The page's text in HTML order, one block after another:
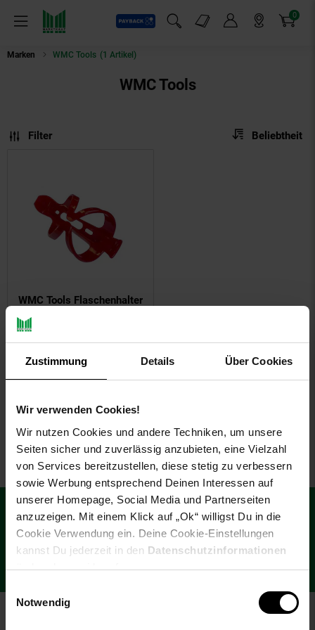
Zustimmung Details Über Cookies
Wir verwenden Cookies!
Wir nutzen Cookies und andere Techniken, um unsere
Seiten sicher und zuverlässig anzubieten, eine Vielzahl
von Services bereitzustellen, diese stetig zu verbessern
sowie Werbung entsprechend Deinen Interessen auf
unserer Homepage, Social Media und Partnerseiten
anzuzeigen. Mit einem Klick auf „Ok“ willigst Du in die
Cookie Verwendung ein. Deine Cookie-Einstellungen
kannst Du jederzeit in den Datenschutzinformationen
ändern bzw. widerrufen.
Notwendig
Menü
Payback
Suchfeld einblenden
Markt-Angebote 0
Artikel
Marken WMC Tools (1 Artikel)
WMC Tools
Filter Sortierung:
Beliebtheit
WMC Tools Flaschenhalter
Fahrrad Getränkehalter
Trinkflaschenhalter
für Fahrrad Flaschen
Zubehör
UVP5,90UVP : 5,90 €
Fußzeile
Newsletter Anmeldung
Abonniere unseren Newsletter und
sichere dir einen 15 €**-Gutschein!
15€
Gutschein